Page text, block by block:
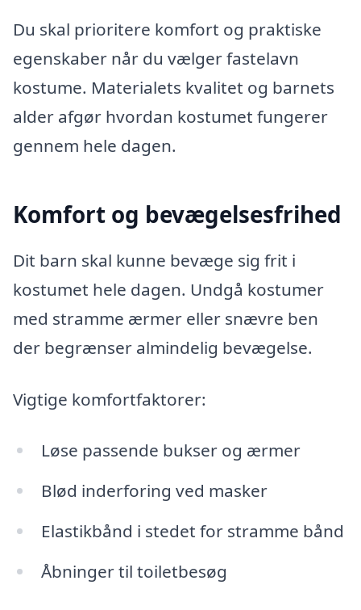
Du skal prioritere komfort og praktiske
egenskaber når du vælger fastelavn
kostume. Materialets kvalitet og barnets
alder afgør hvordan kostumet fungerer
gennem hele dagen.
Komfort og bevægelsesfrihed
Dit barn skal kunne bevæge sig frit i
kostumet hele dagen. Undgå kostumer
med stramme ærmer eller snævre ben
der begrænser almindelig bevægelse.
Vigtige komfortfaktorer:
Løse passende bukser og ærmer
Blød inderforing ved masker
Elastikbånd i stedet for stramme bånd
Åbninger til toiletbesøg